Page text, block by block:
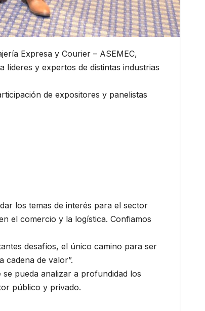
Expresa y Courier – ASEMEC,
líderes y expertos de distintas industrias
de expositores y panelistas
los temas de interés para el sector
el comercio y la logística. Confiamos
desafíos, el único camino para ser
cadena de valor”.
pueda analizar a profundidad los
público y privado.